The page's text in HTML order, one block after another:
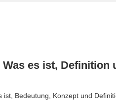
es ist, Definition
ist, Bedeutung, Konzept und